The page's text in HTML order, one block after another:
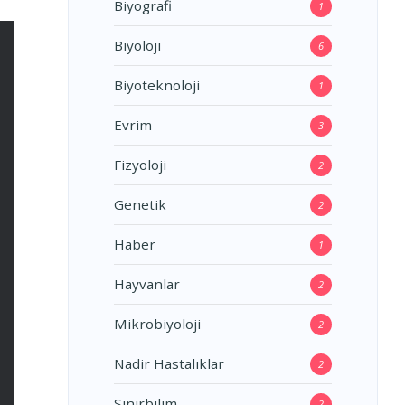
Biyografi 1
Biyoloji 6
Biyoteknoloji 1
Evrim 3
Fizyoloji 2
Genetik 2
Haber 1
Hayvanlar 2
Mikrobiyoloji 2
Nadir Hastalıklar 2